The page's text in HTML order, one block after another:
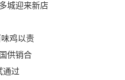
城迎来新店
鸡以责
供销合
通过